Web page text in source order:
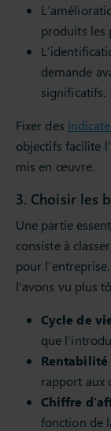
produits les
demande
significatifs.
Fixer des
objectifs facilite
mis en œuvre.
3. Choisir les
Une partie
consiste à
pour
l’avons vu plus
Cycle de
que
Rentabilité
rapport aux
Chiffre
fonction de